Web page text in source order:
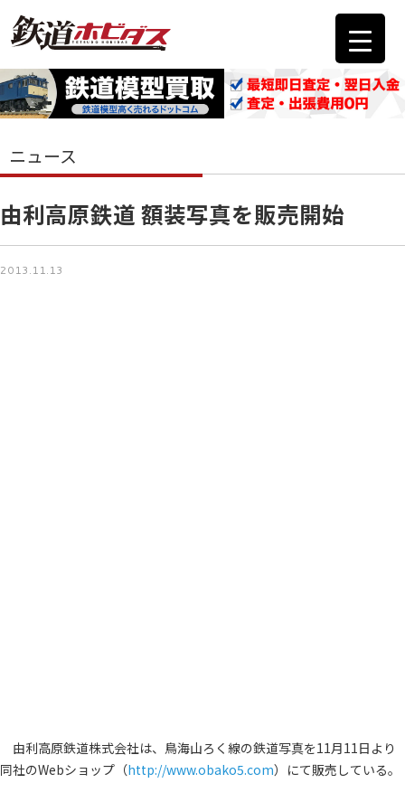
ニュース
由利高原鉄道 額装写真を販売開始
2013.11.13
由利高原鉄道株式会社は、鳥海山ろく線の鉄道写真を11月11日より
同社のWebショップ（http://www.obako5.com）にて販売している。